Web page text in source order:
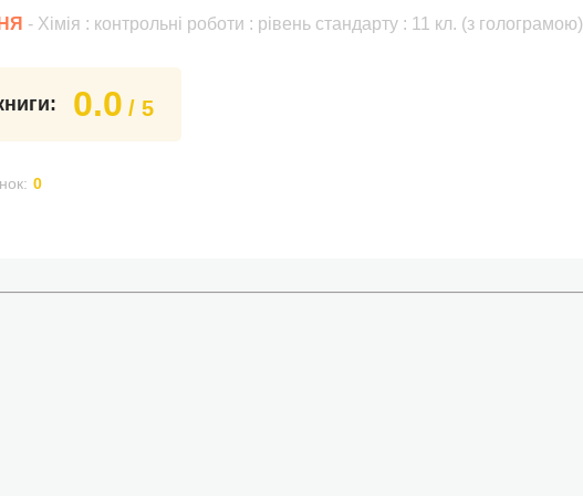
- Хімія : контрольні роботи : рівень стандарту : 11 кл. (з голограмою)
0.0 / 5
0